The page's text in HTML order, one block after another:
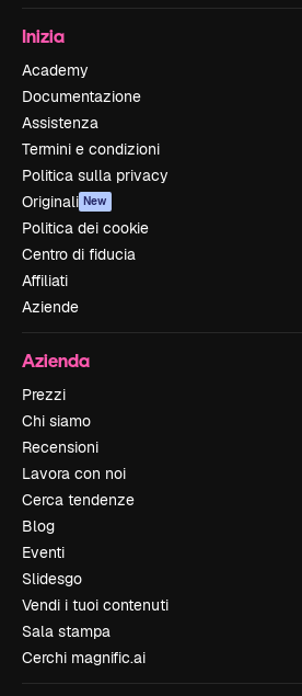
Inizia
Academy
Documentazione
Assistenza
Termini e condizioni
Politica sulla privacy
Originali New
Politica dei cookie
Centro di fiducia
Affiliati
Aziende
Azienda
Prezzi
Chi siamo
Recensioni
Lavora con noi
Cerca tendenze
Blog
Eventi
Slidesgo
Vendi i tuoi contenuti
Sala stampa
Cerchi magnific.ai